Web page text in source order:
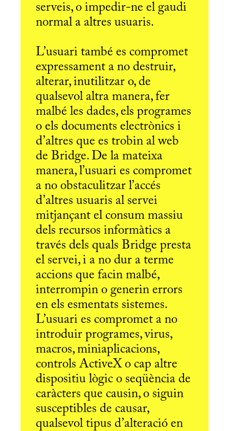
serveis, o impedir-ne el gaudi
normal a altres usuaris.
L’usuari també es compromet
expressament a no destruir,
alterar, inutilitzar o, de
qualsevol altra manera, fer
malbé les dades, els programes
o els documents electrònics i
d’altres que es trobin al web
de Bridge. De la mateixa
manera, l’usuari es compromet
a no obstaculitzar l’accés
d’altres usuaris al servei
mitjançant el consum massiu
dels recursos informàtics a
través dels quals Bridge presta
el servei, i a no dur a terme
accions que facin malbé,
interrompin o generin errors
en els esmentats sistemes.
L’usuari es compromet a no
introduir programes, virus,
macros, miniaplicacions,
controls ActiveX o cap altre
dispositiu lògic o seqüència de
caràcters que causin, o siguin
susceptibles de causar,
qualsevol tipus d’alteració en